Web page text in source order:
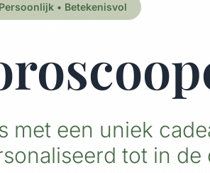
• Betekenisvol
met een uniek
tot in de